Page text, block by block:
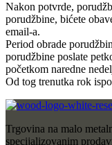
Nakon potvrde,
porudžbine, bićete
email-a.
Period obrade
porudžbine poslate
početkom naredne
Od tog trenutka rok
Trgovina na malo
specijalizovanim